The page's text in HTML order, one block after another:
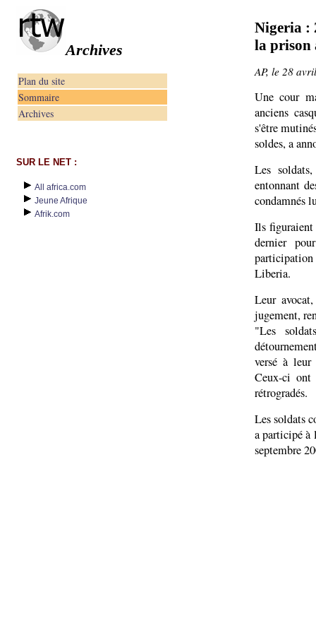
Archives
Plan du site
Sommaire
Archives
SUR LE NET :
All africa.com
Jeune Afrique
Afrik.com
Nigeria :
la prison
AP, le 28
Une cour
anciens
s'être
soldes, a
Les
entonnant
condamnés
Ils
dernier
Liberia.
Leur
jugement,
"Les
versé à
Ceux-ci ont
rétrogradés.
Les soldats
a participé à
septembre